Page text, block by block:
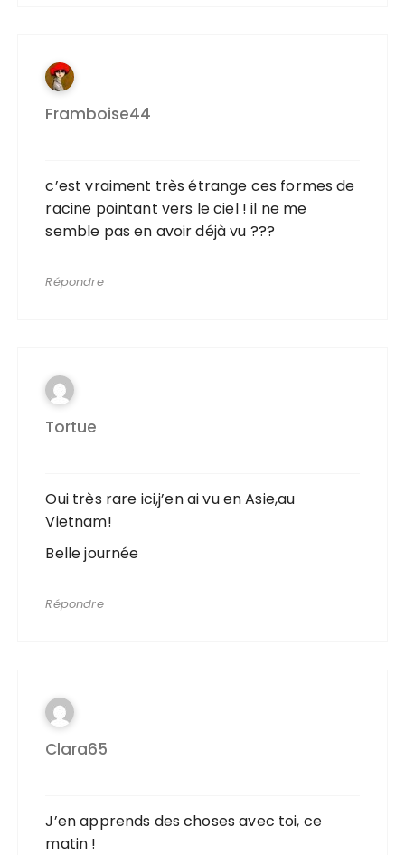
Framboise44
c’est vraiment très étrange ces formes de
racine pointant vers le ciel ! il ne me
semble pas en avoir déjà vu ???
Répondre
Tortue
Oui très rare ici,j’en ai vu en Asie,au
Vietnam!
Belle journée
Répondre
Clara65
J’en apprends des choses avec toi, ce
matin !